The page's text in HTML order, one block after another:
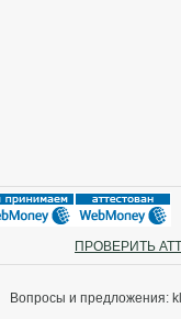
ПРОВЕРИТЬ
и предложения: